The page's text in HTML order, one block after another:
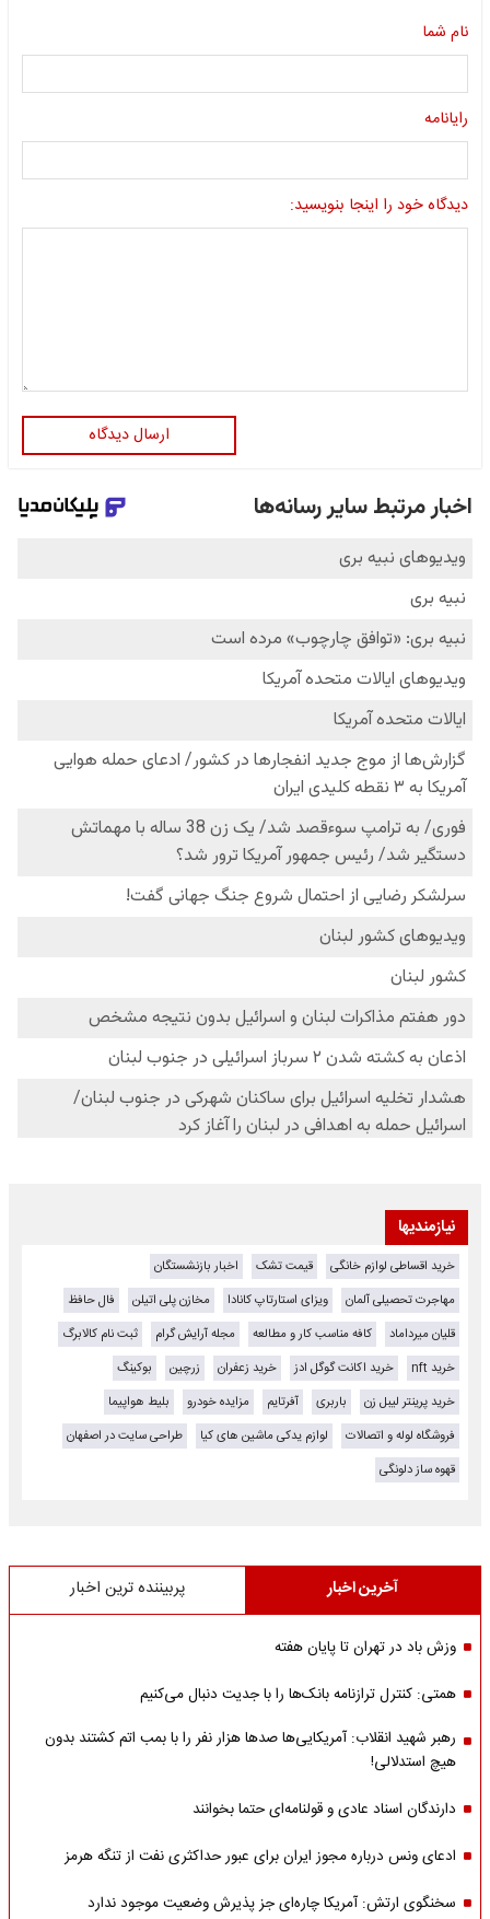
نام شما
رایانامه
دیدگاه خود را اینجا بنویسید:
ارسال دیدگاه
نیازمندیها
خرید اقساطی لوازم خانگی قیمت تشک
اخبار بازنشستگان
مهاجرت تحصیلی آلمان
ویزای استارتاپ کانادا مخازن پلی اتیلن
فال حافظ
قلیان میرداماد
کافه مناسب کار و مطالعه مجله آرایش گرام
ثبت نام کالابرگ
خرید nft
خرید اکانت گوگل ادز خرید زعفران زرچین
بوکینگ
خرید پرینتر لیبل زن
باربری آفرتایم مزایده خودرو
بلیط هواپیما
فروشگاه لوله و اتصالات
لوازم یدکی ماشین های کیا
طراحی سایت در اصفهان
قهوه ساز دلونگی
آخرین اخبار پربیننده ترین اخبار
وزش باد در تهران تا پایان هفته
همتی: کنترل ترازنامه بانک‌ها را با جدیت دنبال می‌کنیم
رهبر شهید انقلاب: آمریکایی‌ها صدها هزار نفر را با بمب اتم کشتند بدون
هیچ استدلالی!
دارندگان اسناد عادی و قولنامه‌ای حتما بخوانند
ادعای ونس درباره مجوز ایران برای عبور حداکثری نفت از تنگه هرمز
سخنگوی ارتش: آمریکا چاره‌ای جز پذیرش وضعیت موجود ندارد